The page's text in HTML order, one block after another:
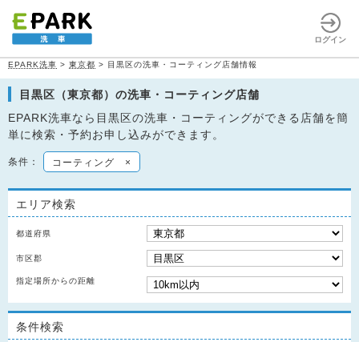
ログイン
EPARK洗車 > 東京都 > 目黒区の洗車・コーティング店舗情報
目黒区（東京都）の洗車・コーティング店舗
EPARK洗車なら目黒区の洗車・コーティングができる店舗を簡
単に検索・予約お申し込みができます。
条件： コーティング ×
エリア検索
都道府県
市区郡
指定場所からの距離
条件検索